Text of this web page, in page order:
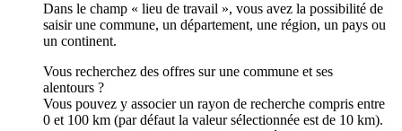
Dans le champ « lieu de travail », vous avez la possibilité de
saisir une commune, un département, une région, un pays ou
un continent.
Vous recherchez des offres sur une commune et ses
alentours ?
Vous pouvez y associer un rayon de recherche compris entre
0 et 100 km (par défaut la valeur sélectionnée est de 10 km).